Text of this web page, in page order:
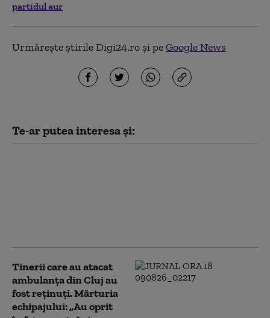
partidul aur
Urmărește știrile Digi24.ro și peGoogle News
Te-ar putea interesa și:
Tinerii care au atacat
ambulanța din Cluj au
fost reținuți. Mărturia
echipajului: „Au oprit